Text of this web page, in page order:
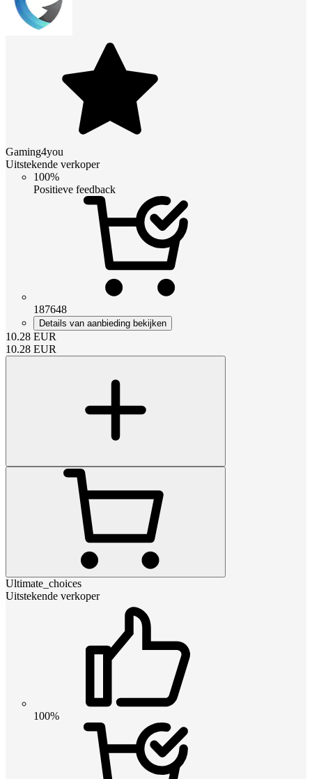
Gaming4you
Uitstekende verkoper
100%
Positieve feedback
187648
Details van aanbieding bekijken
10.28 EUR
10.28 EUR
Ultimate_choices
Uitstekende verkoper
100%